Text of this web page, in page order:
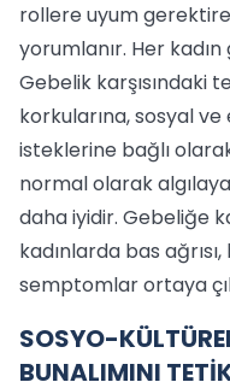
rollere uyum
yorumlanır. Her
Gebelik karşısındaki
korkularına, sosyal
isteklerine bağlı
normal olarak
daha iyidir. Gebeliğe
kadınlarda bas
semptomlar ortaya
SOSYO-
BUNALIMINI